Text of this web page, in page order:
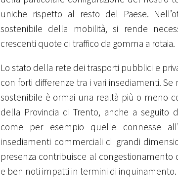
uniche rispetto al resto del Paese.
sostenibile della mobilità, si rende
crescenti quote di traffico da gomma a rotaia.
Lo stato della rete dei trasporti pubblici e
con forti differenze tra i vari insediamenti.
sostenibile è ormai una realtà più o meno
della Provincia di Trento, anche a seguito
come per esempio quelle connesse
insediamenti commerciali di grandi
presenza contribuisce al
e ben noti impatti in termini di inquinamento.